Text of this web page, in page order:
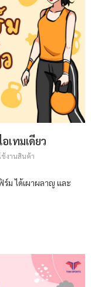
เทมเดียว
ช้งานสินค้า
ม ได้เผาผลาญ และ